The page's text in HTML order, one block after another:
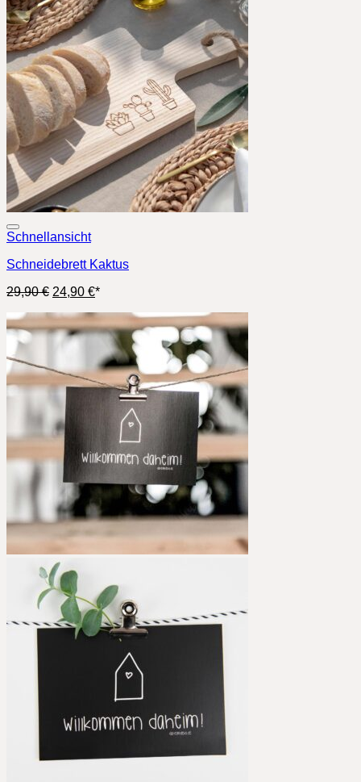
Schnellansicht
Schneidebrett Kaktus
29,90€ Ursprünglicher
war:
29,90 €
24,90 €Aktueller
ist:
24,90 €.
*